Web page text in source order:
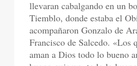
llevaran cabalgando en un
Tiemblo, donde estaba el
acompañaron Gonzalo de
Francisco de Salcedo. «Los
aman a Dios todo lo bueno